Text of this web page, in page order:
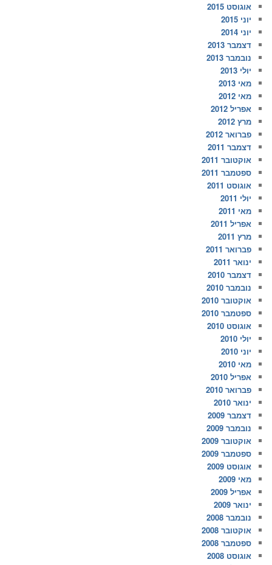
אוגוסט 2015
יוני 2015
יוני 2014
דצמבר 2013
נובמבר 2013
יולי 2013
מאי 2013
מאי 2012
אפריל 2012
מרץ 2012
פברואר 2012
דצמבר 2011
אוקטובר 2011
ספטמבר 2011
אוגוסט 2011
יולי 2011
מאי 2011
אפריל 2011
מרץ 2011
פברואר 2011
ינואר 2011
דצמבר 2010
נובמבר 2010
אוקטובר 2010
ספטמבר 2010
אוגוסט 2010
יולי 2010
יוני 2010
מאי 2010
אפריל 2010
פברואר 2010
ינואר 2010
דצמבר 2009
נובמבר 2009
אוקטובר 2009
ספטמבר 2009
אוגוסט 2009
מאי 2009
אפריל 2009
ינואר 2009
נובמבר 2008
אוקטובר 2008
ספטמבר 2008
אוגוסט 2008